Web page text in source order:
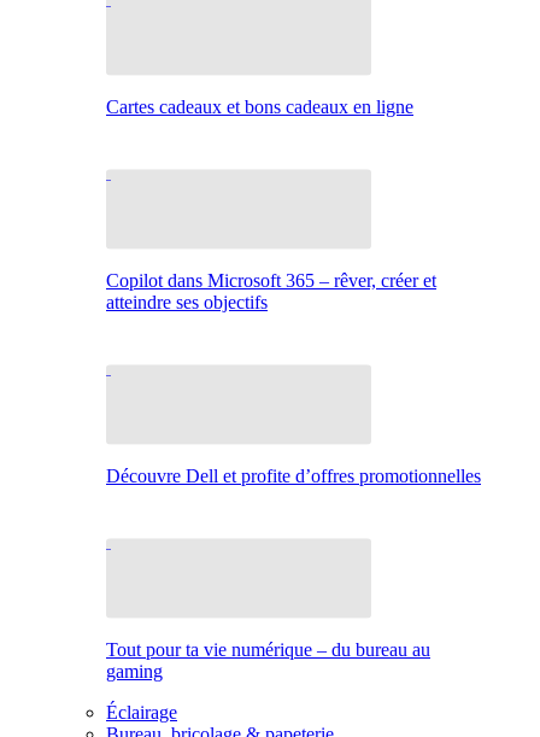
Cartes cadeaux et bons cadeaux en ligne
Copilot dans Microsoft 365 – rêver, créer et
atteindre ses objectifs
Découvre Dell et profite d’offres promotionnelles
Tout pour ta vie numérique – du bureau au
gaming
Éclairage